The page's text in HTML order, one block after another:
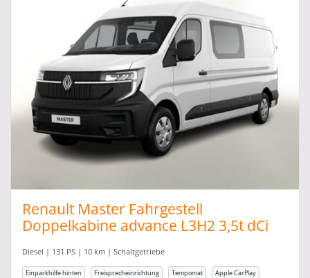
Renault Master Fahrgestell
Doppelkabine advance L3H2 3,5t dCi
Diesel | 131 PS | 10 km | Schaltgetriebe
Einparkhilfe hinten Freisprecheinrichtung Tempomat
Apple CarPlay